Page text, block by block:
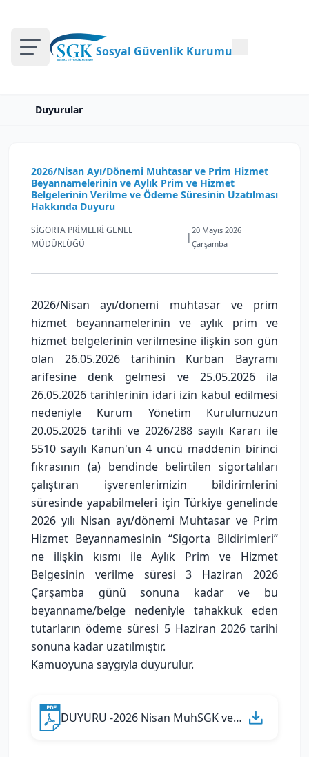
Sosyal Güvenlik Kurumu
Duyurular
2026/Nisan Ayı/Dönemi Muhtasar ve Prim Hizmet
Beyannamelerinin ve Aylık Prim ve Hizmet
Belgelerinin Verilme ve Ödeme Süresinin Uzatılması
Hakkında Duyuru
SİGORTA PRİMLERİ GENEL
MÜDÜRLÜĞÜ
|
20 Mayıs 2026
Çarşamba
2026/Nisan ayı/dönemi muhtasar ve prim
hizmet beyannamelerinin ve aylık prim ve
hizmet belgelerinin verilmesine ilişkin son gün
olan 26.05.2026 tarihinin Kurban Bayramı
arifesine denk gelmesi ve 25.05.2026 ila
26.05.2026 tarihlerinin idari izin kabul edilmesi
nedeniyle Kurum Yönetim Kurulumuzun
20.05.2026 tarihli ve 2026/288 sayılı Kararı ile
5510 sayılı Kanun'un 4 üncü maddenin birinci
fıkrasının (a) bendinde belirtilen sigortalıları
çalıştıran işverenlerimizin bildirimlerini
süresinde yapabilmeleri için Türkiye genelinde
2026 yılı Nisan ayı/dönemi Muhtasar ve Prim
Hizmet Beyannamesinin “Sigorta Bildirimleri”
ne ilişkin kısmı ile Aylık Prim ve Hizmet
Belgesinin verilme süresi 3 Haziran 2026
Çarşamba günü sonuna kadar ve bu
beyanname/belge nedeniyle tahakkuk eden
tutarların ödeme süresi 5 Haziran 2026 tarihi
sonuna kadar uzatılmıştır.
Kamuoyuna saygıyla duyurulur.
DUYURU -2026 Nisan MuhSGK ve APHB.pdf